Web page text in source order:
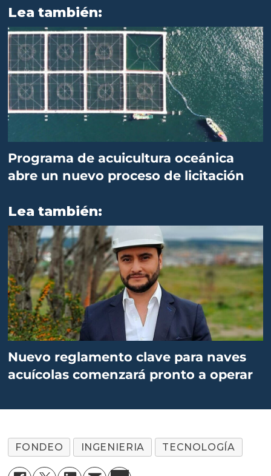
Lea también:
Programa de acuicultura oceánica
abre un nuevo proceso de licitación
Lea también:
Nuevo reglamento clave para naves
acuícolas comenzará pronto a operar
FONDEO INGENIERIA TECNOLOGÍA